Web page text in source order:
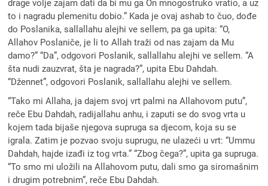
drage volje zajam dati da bi mu ga On mnogostruko vratio, a uz
to i nagradu plemenitu dobio.” Kada je ovaj ashab to čuo, dođe
do Poslanika, sallallahu alejhi ve sellem, pa ga upita: “O,
Allahov Poslaniče, je li to Allah traži od nas zajam da Mu
damo?” “Da”, odgovori Poslanik, sallallahu alejhi ve sellem. “A
šta nudi zauzvrat, šta je nagrada?”, upita Ebu Dahdah.
“Džennet”, odgovori Poslanik, sallallahu alejhi ve sellem.
“Tako mi Allaha, ja dajem svoj vrt palmi na Allahovom putu”,
reče Ebu Dahdah, radijallahu anhu, i zaputi se do svog vrta u
kojem tada bijaše njegova supruga sa djecom, koja su se
igrala. Zatim je pozvao svoju suprugu, ne ulazeći u vrt: “Ummu
Dahdah, hajde izađi iz tog vrta.” “Zbog čega?”, upita ga supruga.
“To smo mi uložili na Allahovom putu, dali smo ga siromašnim
i drugim potrebnim”, reče Ebu Dahdah.